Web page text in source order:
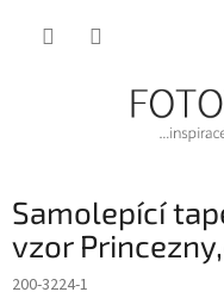
Samolepící
vzor
200-3224-1